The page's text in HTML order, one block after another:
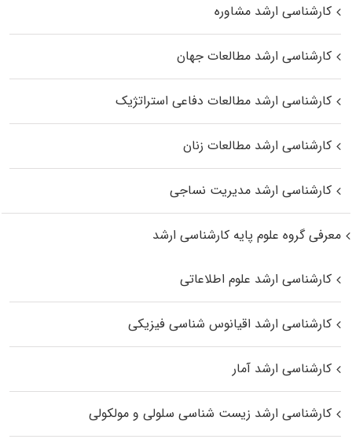
کارشناسی ارشد مشاوره
کارشناسی ارشد مطالعات جهان
کارشناسی ارشد مطالعات دفاعی استراتژیک
کارشناسی ارشد مطالعات زنان
کارشناسی ارشد مدیریت نساجی
معرفی گروه علوم پایه کارشناسی ارشد
کارشناسی ارشد علوم اطلاعاتی
کارشناسی ارشد اقیانوس‌ شناسی فیزیکی
کارشناسی ارشد آمار
کارشناسی ارشد زیست شناسی سلولی و مولکولی